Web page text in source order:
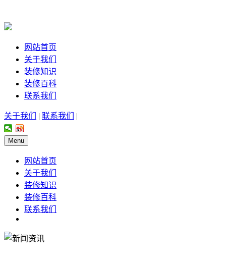
网站首页
关于我们
装修知识
装修百科
联系我们
关于我们 | 联系我们 |
Menu
网站首页
关于我们
装修知识
装修百科
联系我们